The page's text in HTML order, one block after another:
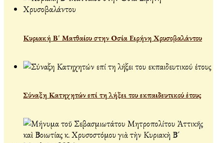
Κυριακή Β' Ματθαίου στην Οσία Ειρήνη Χρυσοβαλάντου
Σύναξη Κατηχητών επί τη λήξει του εκπαιδευτικού έτους